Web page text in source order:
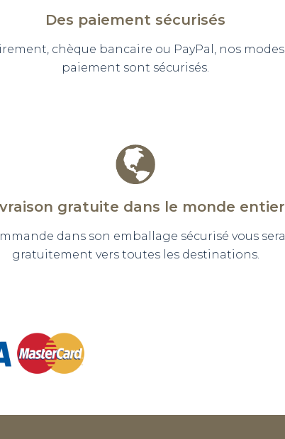
Des paiement sécurisés
chèque bancaire ou PayPal, nos
paiement sont sécurisés.
gratuite dans le monde entier
dans son emballage sécurisé vous
gratuitement vers toutes les destinations.